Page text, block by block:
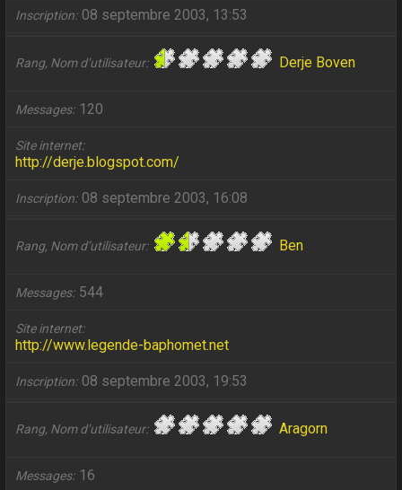
Inscription 08 septembre 2003, 13:53
Rang, Nom d’utilisateur Derje Boven
Messages 120
Site internet
http://derje.blogspot.com/
Inscription 08 septembre 2003, 16:08
Rang, Nom d’utilisateur Ben
Messages 544
Site internet
http://www.legende-baphomet.net
Inscription 08 septembre 2003, 19:53
Rang, Nom d’utilisateur Aragorn
Messages 16